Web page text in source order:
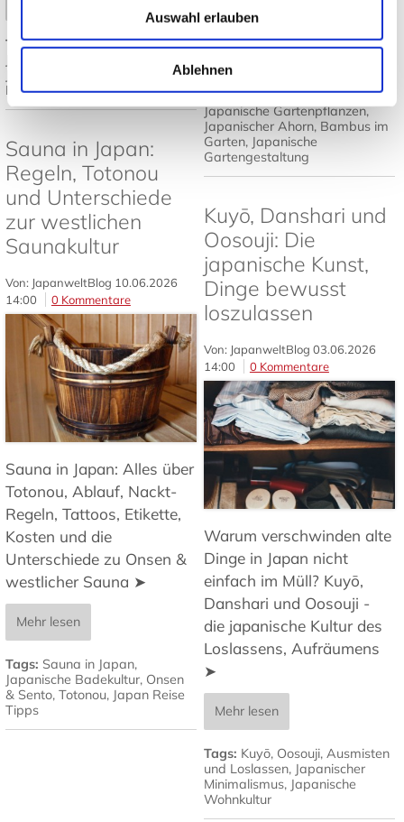
Auswahl erlauben
Ablehnen
Tags: Japanisches Design,
Tatami und
Futon
➤
Mehr lesen
Tags: Japanischer Garten,
Japanische Gartenpflanzen,
Japanischer Ahorn, Bambus im
Garten, Japanische
Gartengestaltung
Sauna in Japan:
Regeln, Totonou
und Unterschiede
zur westlichen
Saunakultur
Von: JapanweltBlog 10.06.2026
14:00
0 Kommentare
Sauna in Japan: Alles über
Totonou, Ablauf, Nackt-
Regeln, Tattoos, Etikette,
Kosten und die
Unterschiede zu Onsen &
westlicher Sauna ➤
Mehr lesen
Tags: Sauna in Japan,
Japanische Badekultur, Onsen
& Sento, Totonou, Japan Reise
Tipps
Kuyō, Danshari und
Oosouji: Die
japanische Kunst,
Dinge bewusst
loszulassen
Von: JapanweltBlog 03.06.2026
14:00
0 Kommentare
Warum verschwinden alte
Dinge in Japan nicht
einfach im Müll? Kuyō,
Danshari und Oosouji -
die japanische Kultur des
Loslassens, Aufräumens
➤
Mehr lesen
Tags: Kuyō, Oosouji, Ausmisten
und Loslassen, Japanischer
Minimalismus, Japanische
Wohnkultur